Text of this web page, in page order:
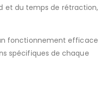
et du temps de rétraction,
fonctionnement efficace
spécifiques de chaque